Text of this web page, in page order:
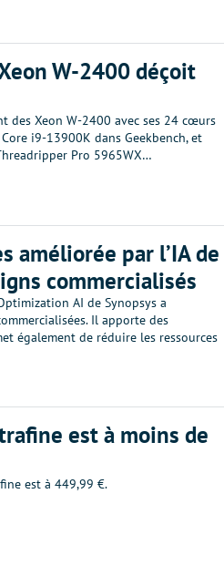
W-2400 déçoit
des Xeon W-2400 avec ses 24 cœurs
i9-13900K dans Geekbench, et
Pro 5965WX…
améliorée par l’IA de
commercialisés
AI de Synopsys a
Il apporte des
également de réduire les ressources
est à moins de
est à 449,99 €.